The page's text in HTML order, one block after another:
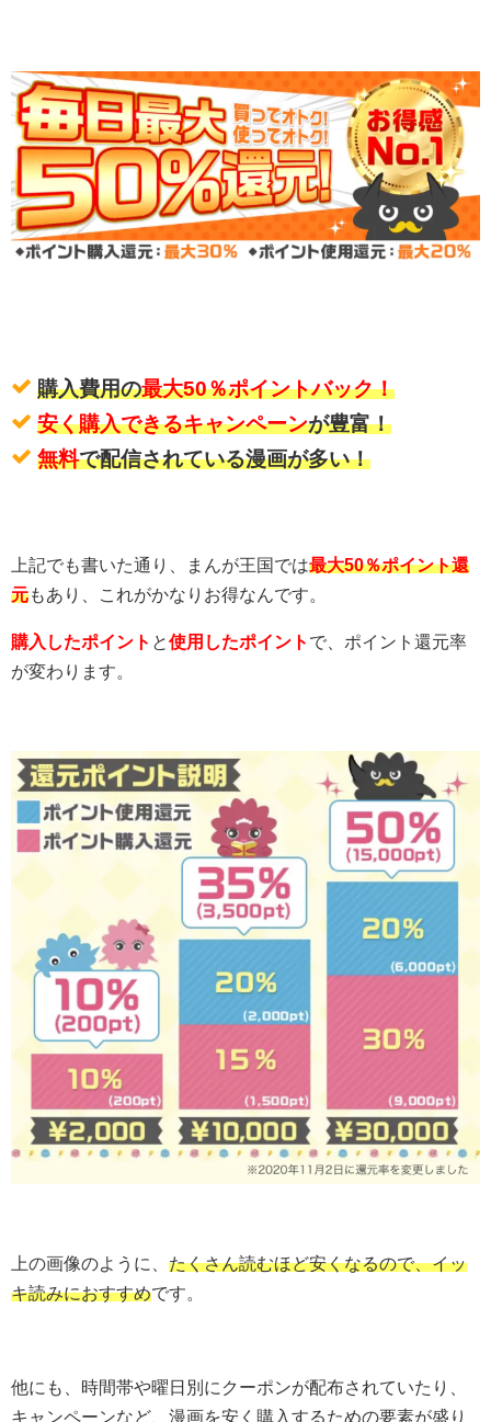
購入費用の最大50％ポイントバック！
安く購入できるキャンペーンが豊富！
無料で配信されている漫画が多い！
上記でも書いた通り、まんが王国では最大50％ポイント還
元もあり、これがかなりお得なんです。
購入したポイント と使用したポイント で、ポイント還元率
が変わります。
上の画像のように、 たくさん読むほど安くなるので、イッ
キ読みにおすすめです。
他にも、時間帯や曜日別にクーポンが配布されていたり、
キャンペーンなど、漫画を安く購入するための要素が盛り